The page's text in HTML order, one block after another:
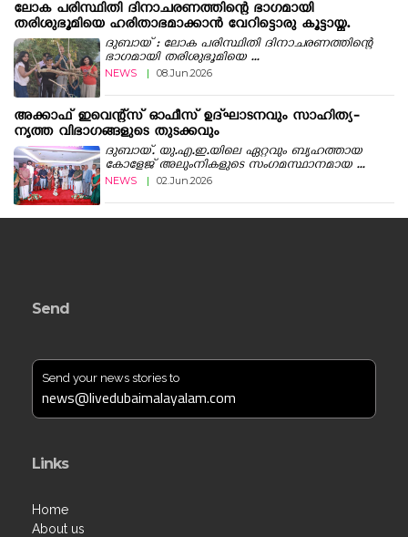
ലോക പരിസ്ഥിതി ദിനാചരണത്തിന്റെ ഭാഗമായി
തരിശുഭൂമിയെ ഹരിതാഭമാക്കാൻ വേറിട്ടൊരു കൂട്ടായ്മ.
ദുബായ് : ലോക പരിസ്ഥിതി ദിനാചരണത്തിന്റെ
ഭാഗമായി തരിശുഭൂമിയെ ...
NEWS | 08.Jun.2026
അക്കാഫ് ഇവെന്റ്‌സ് ഓഫീസ് ഉദ്‌ഘാടനവും സാഹിത്യ-
നൃത്ത വിഭാഗങ്ങളുടെ തുടക്കവും
ദുബായ്. യു.എ.ഇ.യിലെ ഏറ്റവും ബൃഹത്തായ
കോളേജ് അലുംനികളുടെ സംഗമസ്ഥാനമായ ...
NEWS | 02.Jun.2026
Send
Send your news stories to
news@livedubaimalayalam.com
Links
Home
About us